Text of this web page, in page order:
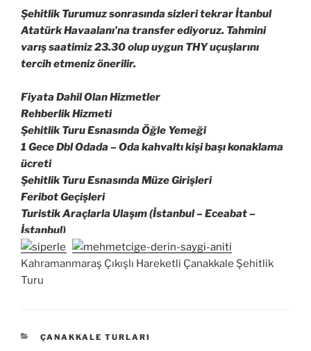
Şehitlik Turumuz sonrasında sizleri tekrar İtanbul
Atatürk Havaalanı’na transfer ediyoruz. Tahmini
varış saatimiz 23.30 olup uygun THY uçuşlarını
tercih etmeniz önerilir.
Fiyata Dahil Olan Hizmetler
Rehberlik Hizmeti
Şehitlik Turu Esnasında Öğle Yemeği
1 Gece Dbl Odada – Oda kahvaltı kişi başı konaklama
ücreti
Şehitlik Turu Esnasında Müze Girişleri
Feribot Geçişleri
Turistik Araçlarla Ulaşım (İstanbul – Eceabat –
İstanbul)
Kahramanmaraş Çıkışlı Hareketli Çanakkale Şehitlik
Turu
KATEGORILER
ÇANAKKALE TURLARI